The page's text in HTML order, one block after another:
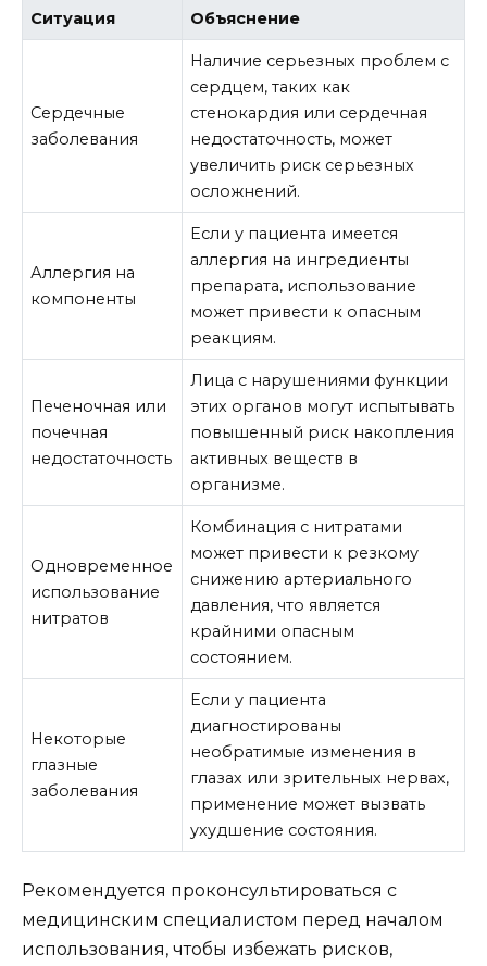
Ситуация Объяснение
Сердечные
заболевания
Наличие серьезных проблем с
сердцем, таких как
стенокардия или сердечная
недостаточность, может
увеличить риск серьезных
осложнений.
Аллергия на
компоненты
Если у пациента имеется
аллергия на ингредиенты
препарата, использование
может привести к опасным
реакциям.
Печеночная или
почечная
недостаточность
Лица с нарушениями функции
этих органов могут испытывать
повышенный риск накопления
активных веществ в
организме.
Одновременное
использование
нитратов
Комбинация с нитратами
может привести к резкому
снижению артериального
давления, что является
крайними опасным
состоянием.
Некоторые
глазные
заболевания
Если у пациента
диагностированы
необратимые изменения в
глазах или зрительных нервах,
применение может вызвать
ухудшение состояния.
Рекомендуется проконсультироваться с
медицинским специалистом перед началом
использования, чтобы избежать рисков,